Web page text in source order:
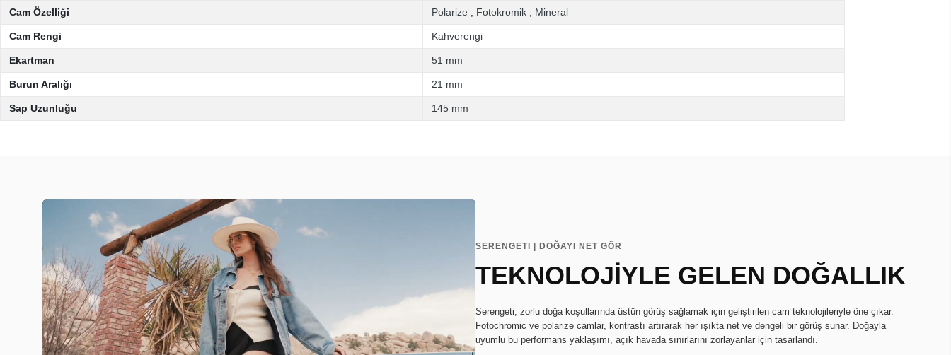
Cam Özelliği Polarize Fotokromik Mineral
Cam Rengi Kahverengi
Ekartman 51 mm
Burun Aralığı 21 mm
Sap Uzunluğu 145 mm
SERENGETI | DOĞAYI NET GÖR
TEKNOLOJİYLE GELEN DOĞALLIK
Serengeti, zorlu doğa koşullarında üstün görüş sağlamak için geliştirilen cam teknolojileriyle öne çıkar.
Fotochromic ve polarize camlar, kontrastı artırarak her ışıkta net ve dengeli bir görüş sunar. Doğayla
uyumlu bu performans yaklaşımı, açık havada sınırlarını zorlayanlar için tasarlandı.